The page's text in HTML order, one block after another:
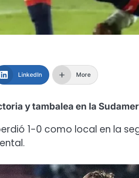
LinkedIn More
y tambalea en la
1-0 como local en la